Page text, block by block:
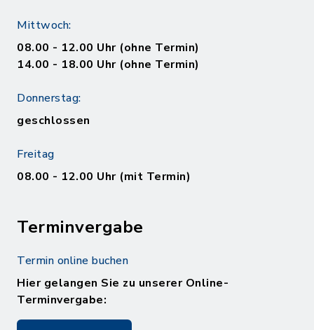
Mittwoch:
08.00 - 12.00 Uhr (ohne Termin)
14.00 - 18.00 Uhr (ohne Termin)
Donnerstag:
geschlossen
Freitag
08.00 - 12.00 Uhr (mit Termin)
Terminvergabe
Termin online buchen
Hier gelangen Sie zu unserer Online-
Terminvergabe: